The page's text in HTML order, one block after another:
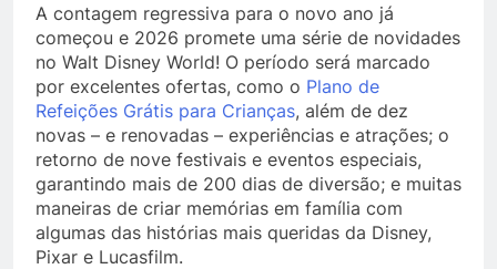
A contagem regressiva para o novo ano já
começou e 2026 promete uma série de novidades
no Walt Disney World! O período será marcado
por excelentes ofertas, como o Plano de
Refeições Grátis para Crianças, além de dez
novas – e renovadas – experiências e atrações; o
retorno de nove festivais e eventos especiais,
garantindo mais de 200 dias de diversão; e muitas
maneiras de criar memórias em família com
algumas das histórias mais queridas da Disney,
Pixar e Lucasfilm.